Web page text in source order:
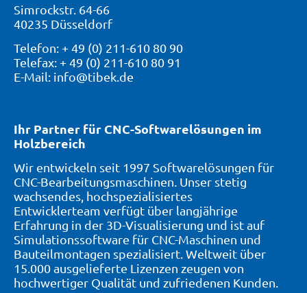
Ihr Partner für CNC-Softwarelösungen im
Holzbereich
Wir entwickeln seit 1997 Softwarelösungen für
CNC-Bearbeitungsmaschinen. Unser stetig
wachsendes, hochspezialisiertes
Entwicklerteam verfügt über langjährige
Erfahrung in der 3D-Visualisierung und ist auf
Simulationssoftware für CNC-Maschinen und
Bauteilmontagen spezialisiert. Weltweit über
15.000 ausgelieferte Lizenzen zeugen von
hochwertiger Qualität und zufriedenen Kunden.
Simrockstr. 64-66
40235 Düsseldorf
Telefon: + 49 (0) 211-610 80 90
Telefax: + 49 (0) 211-610 80 91
E-Mail: info@tibek.de